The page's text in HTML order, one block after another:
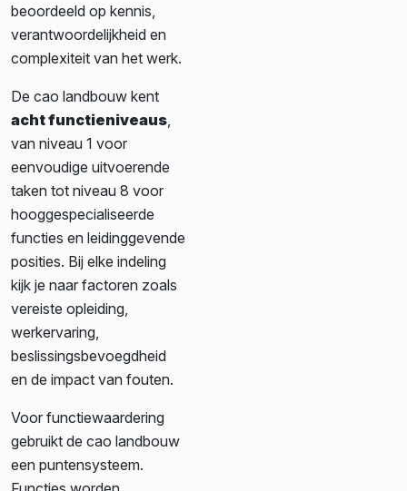
beoordeeld op kennis,
verantwoordelijkheid en
complexiteit van het werk.
De cao landbouw kent
acht functieniveaus
van niveau 1 voor
eenvoudige uitvoerende
taken tot niveau 8 voor
hooggespecialiseerde
functies en leidinggevende
posities. Bij elke indeling
kijk je naar factoren zoals
vereiste opleiding,
werkervaring,
beslissingsbevoegdheid
en de impact van fouten.
Voor functiewaardering
gebruikt de cao landbouw
een puntensysteem.